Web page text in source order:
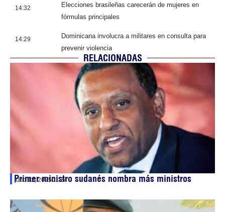
14:32
Elecciones brasileñas carecerán de mujeres en
fórmulas principales
14:29
Dominicana involucra a militares en consulta para
prevenir violencia
RELACIONADAS
Primer ministro sudanés nombra más ministros
julio 12, 202501:34